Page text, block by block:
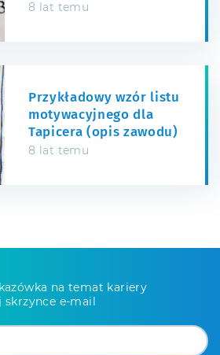
8 lat temu
Przykładowy wzór listu
motywacyjnego dla
Tapicera (opis zawodu)
8 lat temu
na temat kariery
e-mail